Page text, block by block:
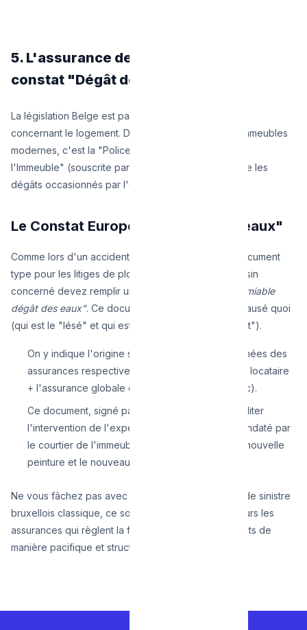
5. L'assurance de l'immeuble et le
constat "Dégât des Eaux"
La législation Belge est particulièrement protectrice
concernant le logement. Dans la quasi-totalité des immeubles
modernes, c'est la "Police d'Assurance Globale de
l'Immeuble" (souscrite par la copropriété) qui couvre les
dégâts occasionnés par l'eau.
Le Constat Européen "Dégâts des eaux"
Comme lors d'un accident de voiture, il existe un document
type pour les litiges de plomberie. Vous et votre voisin
concerné devez remplir un document
"Le constat amiable
dégât des eaux". Ce document cartographie qui a causé quoi
(qui est le "lésé" et qui est le "responsable apparent").
On y indique l'origine suspectée et les coordonnées des
assurances respectives (L'incendie occupant du locataire
+ l'assurance globale de l'immeuble via le syndic).
Ce document, signé par les deux parties, va faciliter
l'intervention de l'expert en sinistre (souvent mandaté par
le courtier de l'immeuble) qui viendra chiffrer la nouvelle
peinture et le nouveau plafonnage de la victime.
Ne vous fâchez pas avec le voisin : dans ce genre de sinistre
bruxellois classique, ce sont presque toujours toujours les
assurances qui règlent la facture des embellissements de
manière pacifique et structurée.